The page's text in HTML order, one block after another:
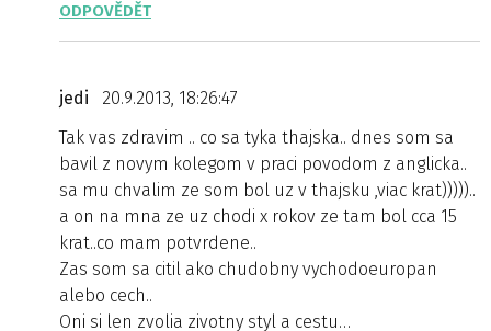
ODPOVĚDĚT
jedi
20.9.2013, 18:26:47
Tak vas zdravim .. co sa tyka thajska.. dnes som sa
bavil z novym kolegom v praci povodom z anglicka..
sa mu chvalim ze som bol uz v thajsku ,viac krat)))))..
a on na mna ze uz chodi x rokov ze tam bol cca 15
krat..co mam potvrdene..
Zas som sa citil ako chudobny vychodoeuropan
alebo cech..
Oni si len zvolia zivotny styl a cestu…